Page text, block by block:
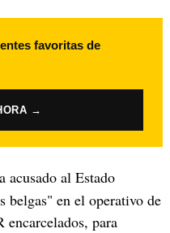
favoritas de
→
acusado al Estado
belgas" en el operativo de
para